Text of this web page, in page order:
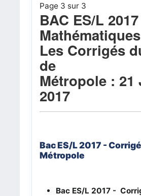
Page 3 sur 3
BAC ES/L
Mathématiques
Les Corrigés
de
Métropole : 21
2017
Bac ES/L 2017 -
Métropole
Bac ES/L 2017 -